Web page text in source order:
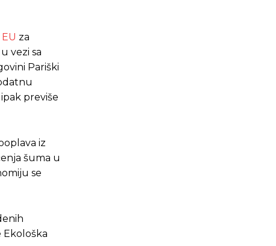
za
vezi sa
Pariški
previše
iz
šuma u
se
Ekološka